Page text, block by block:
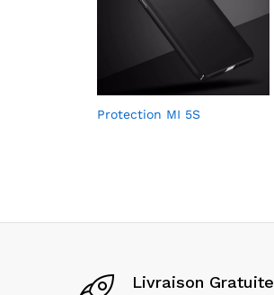
Protection MI 5S
Livraison Gratuite